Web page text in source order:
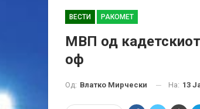
ВЕСТИ РАКОМЕТ
МВП од кадетскиот
оф
Од: Влатко Мирчески На: 13